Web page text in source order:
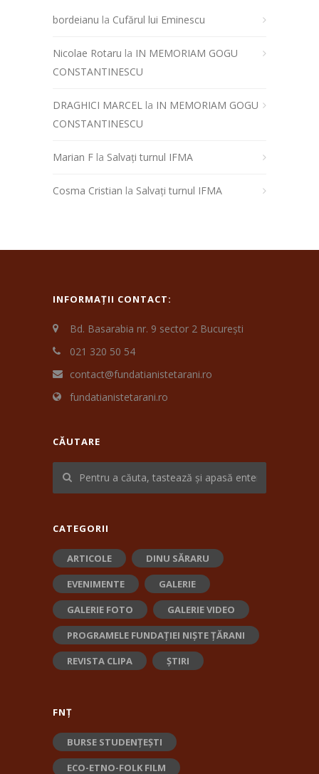
bordeianu la Cufărul lui Eminescu
Nicolae Rotaru la IN MEMORIAM GOGU
CONSTANTINESCU
DRAGHICI MARCEL la IN MEMORIAM GOGU
CONSTANTINESCU
Marian F la Salvați turnul IFMA
Cosma Cristian la Salvați turnul IFMA
INFORMAȚII CONTACT:
Bd. Basarabia nr. 9 sector 2 București
021 320 50 54
contact@fundatianistetarani.ro
fundatianistetarani.ro
CĂUTARE
CATEGORII
ARTICOLE
DINU SĂRARU
EVENIMENTE
GALERIE
GALERIE FOTO
GALERIE VIDEO
PROGRAMELE FUNDAȚIEI NIȘTE ȚĂRANI
REVISTA CLIPA
ȘTIRI
FNȚ
BURSE STUDENȚEȘTI
ECO-ETNO-FOLK FILM